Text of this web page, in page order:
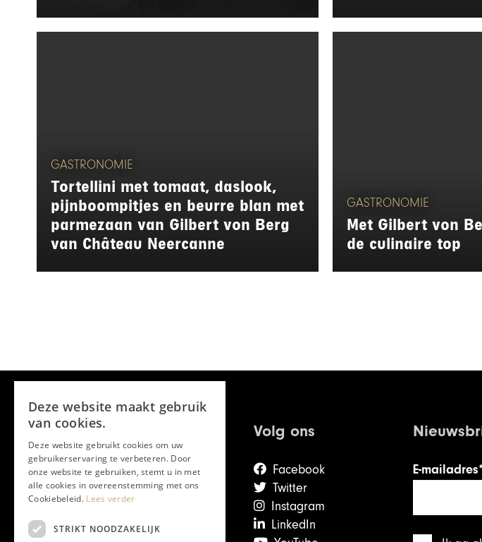
GASTRONOMIE
Tortellini met tomaat, daslook,
pijnboompitjes en beurre blan met
parmezaan van Gilbert von Berg
van Château Neercanne
GASTRONOMIE
Met Gilbert von
de culinaire top
Volg ons
Facebook
Twitter
Instagram
LinkedIn
E-
Deze website maakt gebruik
van cookies.
Deze website gebruikt cookies om uw
gebruikerservaring te verbeteren. Door
onze website te gebruiken, stemt u in met
alle cookies in overeenstemming met ons
Cookiebeleid. Lees verder
STRIKT NOODZAKELIJK